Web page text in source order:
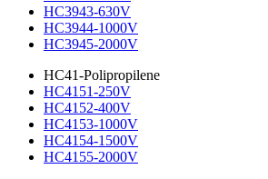
HC3943-630V
HC3944-1000V
HC3945-2000V
HC41-Polipropilene
HC4151-250V
HC4152-400V
HC4153-1000V
HC4154-1500V
HC4155-2000V